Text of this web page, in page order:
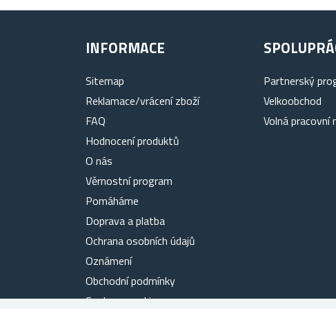
INFORMACE
Sitemap
Reklamace/vrácení zboží
FAQ
Hodnocení produktů
O nás
Věrnostní program
Pomáháme
Doprava a platba
Ochrana osobních údajů
Oznámení
Obchodní podmínky
Soubory cookies
Partnerský
Velkoobchod
Volná pracovní